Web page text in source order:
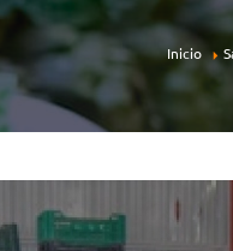
Inicio